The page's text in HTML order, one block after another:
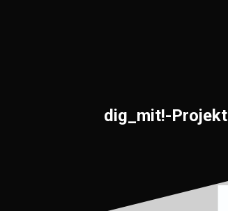
dig_mit!-Projekt